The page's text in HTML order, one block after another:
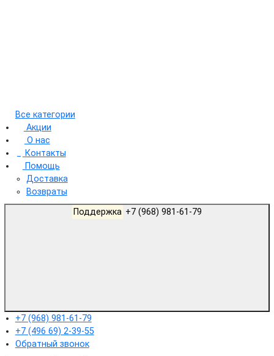
Все категории
Акции
О нас
Контакты
Помощь
Доставка
Возвраты
Поддержка
+7 (968) 981-61-79
+7 (496 69) 2-39-55
Обратный звонок